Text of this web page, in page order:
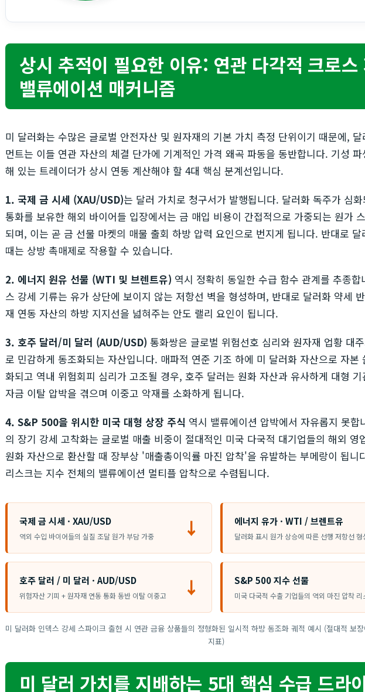
상시 추적이 필요한 이유: 연관 다각적 크로스
밸류에이션 매커니즘
미 달러화는 수많은 글로벌 안전자산 및 원자재의 기본 가치 측정 단위이기 때문에,
먼트는 이들 연관 자산의 체결 단가에 기계적인 가격 왜곡 파동을 동반합니다. 기성 파
해 있는 트레이더가 상시 연동 계산해야 할 4대 핵심 분계선입니다.
1. 국제 금 시세 (XAU/USD)는 달러 가치로 청구서가 발행됩니다. 달러화 독주가 심
통화를 보유한 해외 바이어들 입장에서는 금 매입 비용이 간접적으로 가중되는 원가
되며, 이는 곧 금 선물 마켓의 매물 출회 하방 압력 요인으로 번지게 됩니다. 반대로 달
때는 상방 촉매제로 작용할 수 있습니다.
2. 에너지 원유 선물 (WTI 및 브렌트유) 역시 정확히 동일한 수급 함수 관계를 추종합
스 강세 기류는 유가 상단에 보이지 않는 저항선 벽을 형성하며, 반대로 달러화 약세
재 연동 자산의 하방 지지선을 넓혀주는 안도 랠리 요인이 됩니다.
3. 호주 달러/미 달러 (AUD/USD) 통화쌍은 글로벌 위험선호 심리와 원자재 업황 대
로 민감하게 동조화되는 자산입니다. 매파적 연준 기조 하에 미 달러화 자산으로 자본
화되고 역내 위험회피 심리가 고조될 경우, 호주 달러는 원화 자산과 유사하게 대형 기
자금 이탈 압박을 겪으며 이중고 악재를 소화하게 됩니다.
4. S&P 500을 위시한 미국 대형 상장 주식 역시 밸류에이션 압박에서 자유롭지 못합
의 장기 강세 고착화는 글로벌 매출 비중이 절대적인 미국 다국적 대기업들의 해외 영
원화 자산으로 환산할 때 장부상 '매출총이익률 마진 압착'을 유발하는 부메랑이 됩니
리스크는 지수 전체의 밸류에이션 멀티플 압착으로 수렴됩니다.
국제 금 시세 · XAU/USD
역외 수입 바이어들의 실질 조달 원가 부담 가중 ↓ 에너지 유가 · WTI / 브렌트유
달러화 표시 원가 상승에 따른 선행 저항선 형
호주 달러 / 미 달러 · AUD/USD
위험자산 기피 + 원자재 연동 통화 동반 이탈 이중고 ↓ S&P 500 지수 선물
미국 다국적 수출 기업들의 역외 마진 압착 리
미 달러화 인덱스 강세 스파이크 출현 시 연관 금융 상품들의 정형화된 일시적 하방 동조화 궤적 예시 (절대적 보
지표)
미 달러 가치를 지배하는 5대 핵심 수급 드라